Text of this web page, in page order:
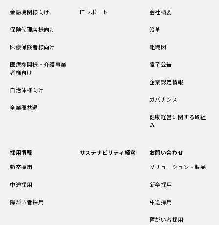
金融機関様向け
保険代理店様向け
医療保険者様向け
医療機関様・介護事業
者様向け
自治体様向け
全業種共通
ITレポート 会社概要
沿革
組織図
電子公告
企業認定情報
ガバナンス
健康経営に関する取組
み
採用情報
新卒採用
中途採用
障がい者採用
サステナビリティ経営 お問い合わせ
ソリューション・製品
新卒採用
中途採用
障がい者採用